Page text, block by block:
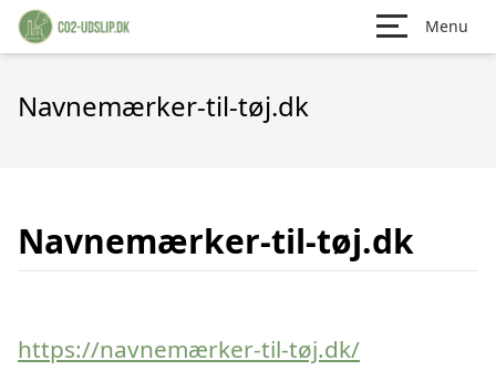
Menu
Navnemærker-til-tøj.dk
Navnemærker-til-tøj.dk
https://navnemærker-til-tøj.dk/